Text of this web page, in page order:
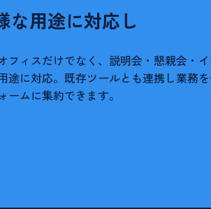
な用途に対応し
フィスだけでなく、説明会・懇親会・
途に対応。 既存ツールとも連携し業務
ームに集約できます。